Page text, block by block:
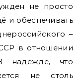
не просто
и обеспечивать
–
в отношении
надежде, что
не столь